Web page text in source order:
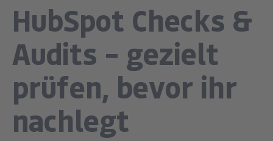
HubSpot Checks &
Audits – gezielt
prüfen, bevor ihr
nachlegt